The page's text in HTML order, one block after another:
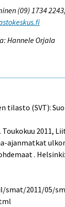
(09) 1734
Hannele Orjala
tilasto (SVT):
Toukokuu 2011,
ajanmatkat
.
2011/05/